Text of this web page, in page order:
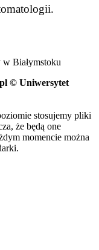
Białymstoku
© Uniwersytet
stosujemy pliki
że będą one
momencie można